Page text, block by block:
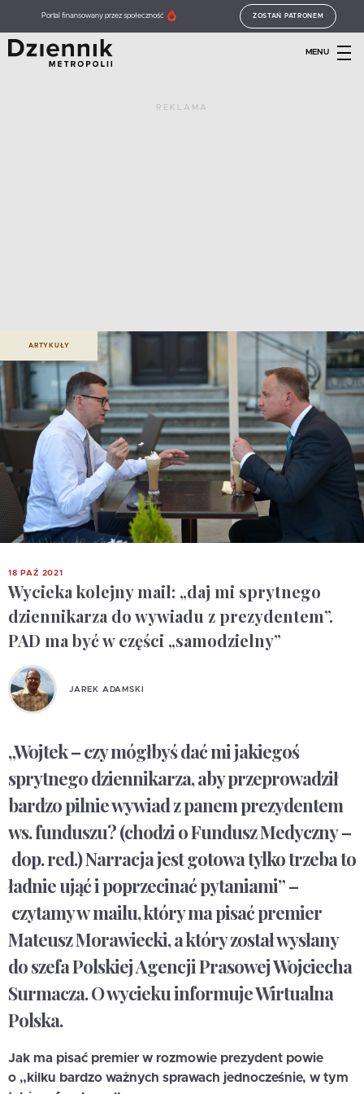
Portal finansowany przez społeczność ZOSTAŃ PATRONEM
MENU
REKLAMA
ARTYKUŁY
18 PAŹ 2021
Wycieka kolejny mail: „daj mi sprytnego
dziennikarza do wywiadu z prezydentem”.
PAD ma być w części „samodzielny”
JAREK ADAMSKI
„Wojtek – czy mógłbyś dać mi jakiegoś
sprytnego dziennikarza, aby przeprowadził
bardzo pilnie wywiad z panem prezydentem
ws. funduszu? (chodzi o Fundusz Medyczny –
dop. red.) Narracja jest gotowa tylko trzeba to
ładnie ująć i poprzecinać pytaniami” –
czytamy w mailu, który ma pisać premier
Mateusz Morawiecki, a który został wysłany
do szefa Polskiej Agencji Prasowej Wojciecha
Surmacza. O wycieku informuje Wirtualna
Polska.
Jak ma pisać premier w rozmowie prezydent powie
o „kilku bardzo ważnych sprawach jednocześnie, w tym